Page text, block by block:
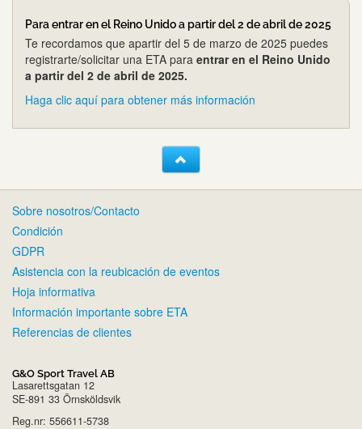
Para entrar en el Reino Unido a partir del 2 de abril de 2025
Te recordamos que apartir del 5 de marzo de 2025 puedes
registrarte/solicitar una ETA para entrar en el Reino Unido
a partir del 2 de abril de 2025.
Haga clic aquí para obtener más información
Sobre nosotros/Contacto
Condición
GDPR
Asistencia con la reubicación de eventos
Hoja informativa
Información importante sobre ETA
Referencias de clientes
G&O Sport Travel AB
Lasarettsgatan 12
SE-891 33 Örnsköldsvik
Reg.nr: 556611-5738